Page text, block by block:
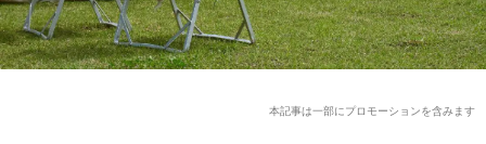
本記事は一部にプロモーションを含みます